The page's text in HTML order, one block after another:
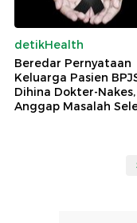
detikHealth
Beredar Pernyataan
Keluarga Pasien
Dihina Dokter-Nakes,
Anggap Masalah